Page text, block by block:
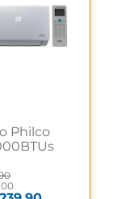
Philco